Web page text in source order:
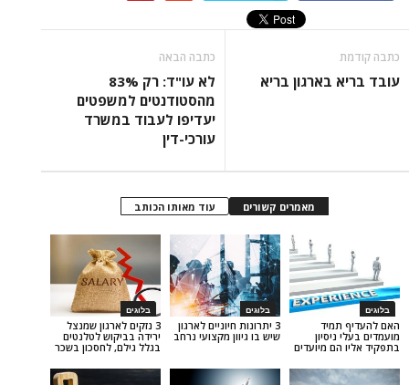
בריא
לא עו"ד: רק 83%
מהסטודנטים למשפטים
יעדיפו לעבוד במשרד
עוד מאותו הכותב
בלוגים
3 נזקים לארגון שמנצל
ירידה בביקוש לטלנטים
בגלל גילם, לחסכון בשכר
בלוגים
3 יתרונות חיוניים לארגון
שיש בו גיוון מקצועי נרחב
מיועדים